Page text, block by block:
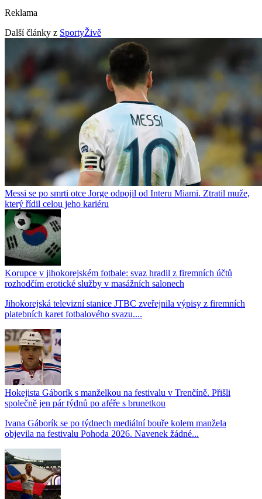
Reklama
Další články z SportyŽivě
Messi se po smrti otce Jorge odpojil od Interu Miami. Ztratil muže,
který řídil celou jeho kariéru
Korupce v jihokorejském fotbale: svaz hradil z firemních účtů
rozhodčím erotické služby v masážních salonech
Jihokorejská televizní stanice JTBC zveřejnila výpisy z firemních
platebních karet fotbalového svazu....
Hokejista Gáborík s manželkou na festivalu v Trenčíně. Přišli
společně jen pár týdnů po aféře s brunetkou
Ivana Gáborík se po týdnech mediální bouře kolem manžela
objevila na festivalu Pohoda 2026. Navenek žádné...